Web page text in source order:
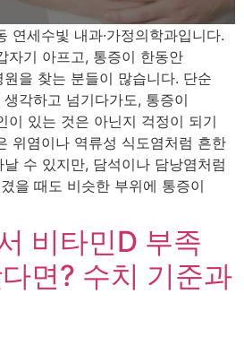
연세수빛 내과·가정의학과입니다.
자기 아프고, 통증이 한동안
을 찾는 분들이 많습니다. 단순
각하고 넘기다가도, 통증이
이 있는 것은 아닌지 걱정이 되기
위염이나 역류성 식도염처럼 흔한
수 있지만, 담석이나 담낭염처럼
을 때도 비슷한 부위에 통증이
비타민D 부족
면? 수치 기준과